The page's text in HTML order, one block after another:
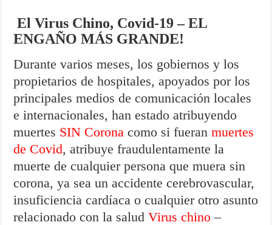
El Virus Chino, Covid-19 – EL
ENGAÑO MÁS GRANDE!
Durante varios meses, los gobiernos y los
propietarios de hospitales, apoyados por los
principales medios de comunicación locales
e internacionales, han estado atribuyendo
muertes SIN Corona como si fueranmuertes
de Covid, atribuye fraudulentamente la
muerte de cualquier persona que muera sin
corona, ya sea un accidente cerebrovascular,
insuficiencia cardíaca o cualquier otro asunto
relacionado con la saludVirus chino –